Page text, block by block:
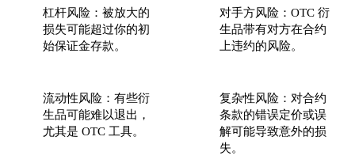
杠杆风险：被放大的
损失可能超过你的初
始保证金存款。
对手方风险：OTC 衍
生品带有对方在合约
上违约的风险。
流动性风险：有些衍
生品可能难以退出，
尤其是 OTC 工具。
复杂性风险：对合约
条款的错误定价或误
解可能导致意外的损
失。